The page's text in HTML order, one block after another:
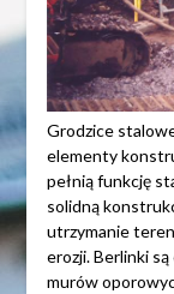
Grodzice
elementy
pełnią funkcję
solidną
utrzymanie
erozji. Berlinki
murów